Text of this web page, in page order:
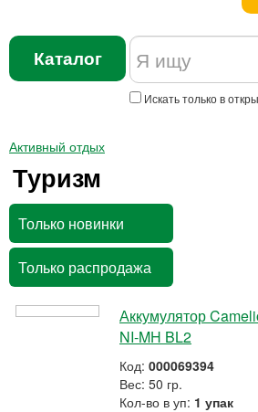
Каталог
Искать только в
Активный отдых
Туризм
Только новинки
Только распродажа
Аккумулятор
NI-MH BL2
Код: 000069394
Вес: 50 гр.
Кол-во в уп: 1 упак